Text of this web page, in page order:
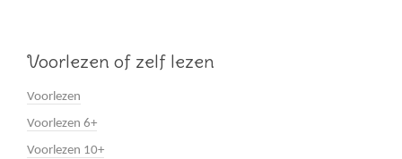
Voorlezen of zelf lezen
Voorlezen
Voorlezen 6+
Voorlezen 10+